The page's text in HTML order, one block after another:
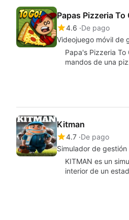
Papas Pizzeria To
4.6 De pago
Videojuego móvil de
Papa's Pizzeria
mandos de una
Kitman
4.7 De pago
Simulador de
KITMAN es un
interior de un